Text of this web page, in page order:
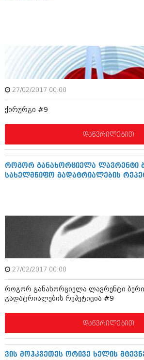
კადრს მიღმა
კულინარია
ბელადები
თემიდას სასწორი
იუმორი
რომანი და დეტექტივი
შოუბიზნესი
დაიჯესტი
ისტორია
სხვადასხვა
ბიზნესსიახლეები
გვარები
თემიდას სასწორი
ჰოროსკოპი და შეუცნობელი
კრიმინალი
სახალისო ამბები
შოუბიზნესი
ქალი და მამაკაცი
ისტორია
27/02/2017 00:00
ქირურგი #9
დაწვრილებით
როგორ განახორციელა ლავრენტი
სახელმწიფო გადატრიალების
27/02/2017 00:00
როგორ განახორციელა ლავრენტი
გადატრიალების რეპეტიცია #9
დაწვრილებით
ვის მოჰკვეთეს ორივე ხელის